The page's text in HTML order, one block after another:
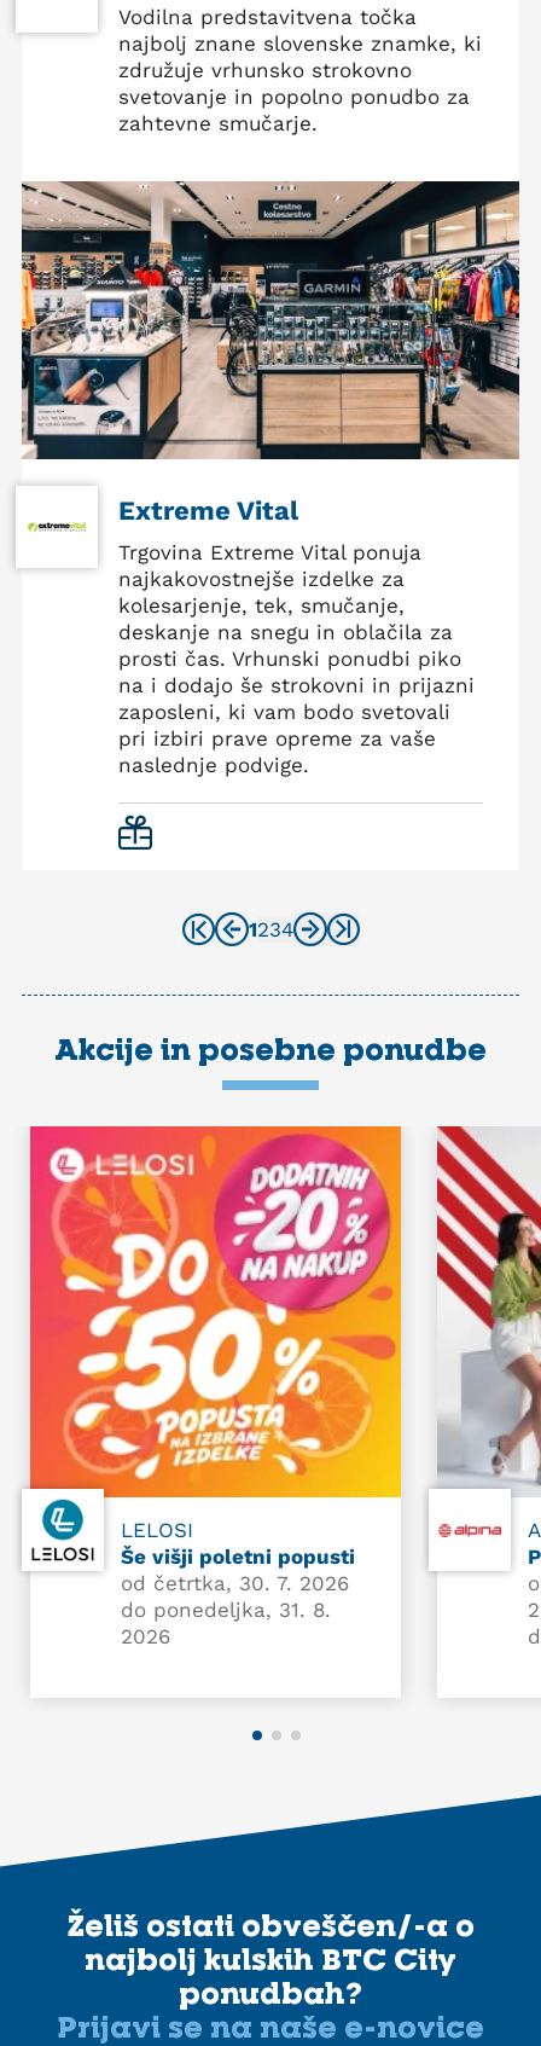
Vodilna predstavitvena točka
najbolj znane slovenske znamke, ki
združuje vrhunsko strokovno
svetovanje in popolno ponudbo za
zahtevne smučarje.
Extreme Vital
Trgovina Extreme Vital ponuja
najkakovostnejše izdelke za
kolesarjenje, tek, smučanje,
deskanje na snegu in oblačila za
prosti čas. Vrhunski ponudbi piko
na i dodajo še strokovni in prijazni
zaposleni, ki vam bodo svetovali
pri izbiri prave opreme za vaše
naslednje podvige.
1234
Akcije in posebne ponudbe
LELOSI
Še višji poletni popusti
od četrtka, 30. 7. 2026
do ponedeljka, 31. 8.
2026
Želiš ostati obveščen/-a o
najbolj kulskih BTC City
ponudbah?
Prijavi se na naše e-novice